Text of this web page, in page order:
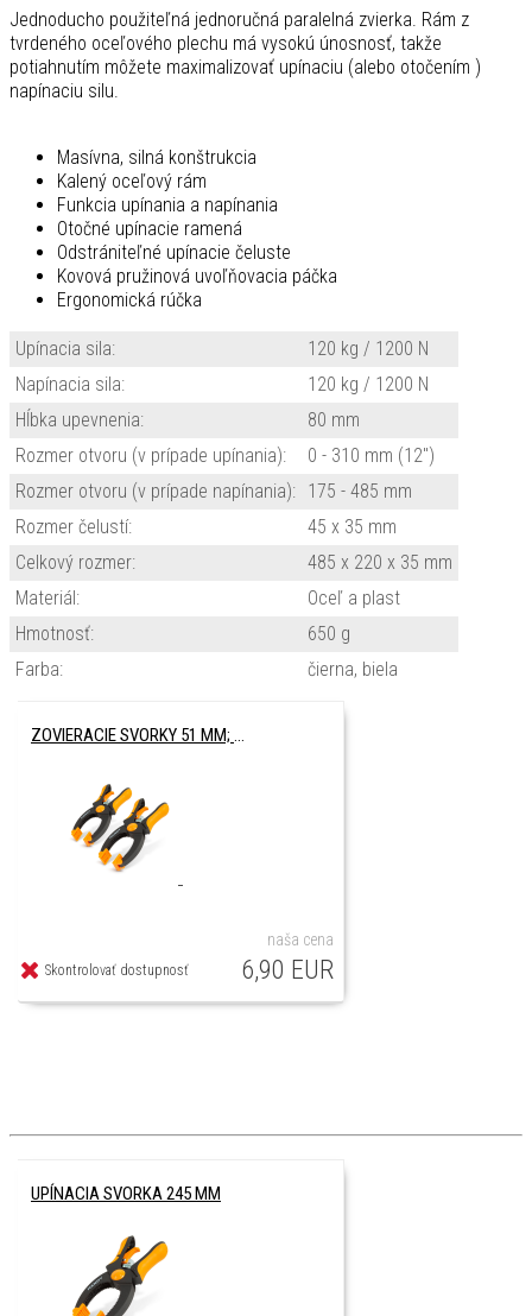
Jednoducho použiteľná jednoručná paralelná zvierka. Rám z
tvrdeného oceľového plechu má vysokú únosnosť, takže
potiahnutím môžete maximalizovať upínaciu (alebo otočením )
napínaciu silu.
Masívna, silná konštrukcia
Kalený oceľový rám
Funkcia upínania a napínania
Otočné upínacie ramená
Odstrániteľné upínacie čeluste
Kovová pružinová uvoľňovacia páčka
Ergonomická rúčka
Upínacia sila:
120 kg / 1200 N
Napínacia sila:
120 kg / 1200 N
Hĺbka upevnenia:
80 mm
Rozmer otvoru (v prípade upínania):
0 - 310 mm (12")
Rozmer otvoru (v prípade napínania): 175 - 485 mm
Rozmer čelustí:
45 x 35 mm
Celkový rozmer:
485 x 220 x 35 mm
Materiál:
Oceľ a plast
Hmotnosť:
650 g
Farba:
čierna, biela
ZOVIERACIE SVORKY 51 MM; 2 KS
naša cena
6,90 EUR
Skontrolovať dostupnosť
UPÍNACIA SVORKA 245 MM